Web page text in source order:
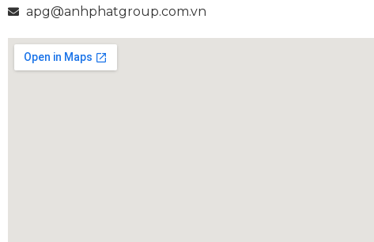
apg@anhphatgroup.com.vn